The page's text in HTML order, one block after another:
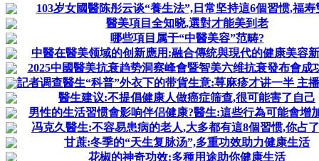
103岁女國醫陈彤云谈“養生法”,日常坚持這6個習惯,福寿
醫美項目全知晓,選對才能美到老
哪些項目属于“中醫美容”范畴?
中醫在醫美领域的创新應用:融合傳统與現代的健康美容
2025中國醫美抗衰趋势洞察峰會暨智美六维抗衰發布會成
記者调查醫生“科普”外衣下的带貨生意:荨麻疹才讲一半 主
醫生建议:不提倡健康人做癌症筛查,很可能害了自己
男性的生活習惯會影响伴侣健康?醫生:這些行為可能會增
冯克久醫生:不容易患病的老人,大多都有這8個習惯,你占
甘蔗:冬季的“天生复脉汤”,多重功效助力健康生活
花椒的神奇功效:多種用途助你健康生活